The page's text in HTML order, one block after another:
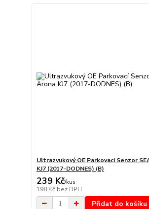
Ultrazvukový OE Parkovací Senzor
KJ7 (2017-DODNES) (B)
239 Kč/kus
198 Kč bez DPH
Přidat do košíku